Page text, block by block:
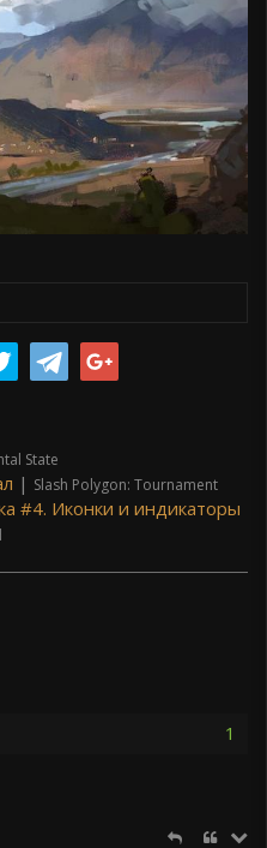
State
| Slash Polygon: Tournament
#4. Иконки и индикаторы
1